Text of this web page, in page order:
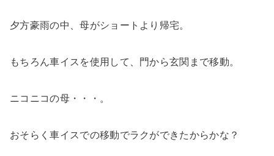
夕方豪雨の中、母がショートより帰宅。
もちろん車イスを使用して、門から玄関まで移動。
ニコニコの母・・・。
おそらく車イスでの移動でラクができたからかな？